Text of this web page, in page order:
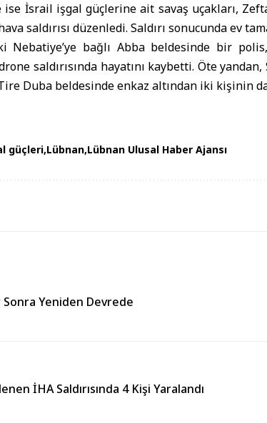
ise İsrail işgal güçlerine ait savaş uçakları,
saldırısı düzenledi. Saldırı sonucunda ev
Nebatiye’ye bağlı Abba beldesinde bir
saldırısında hayatını kaybetti. Öte
Duba beldesinde enkaz altından iki kişinin
güçleri Lübnan Lübnan Ulusal Haber Ajansı
Yeniden Devrede
İHA Saldırısında 4 Kişi Yaralandı